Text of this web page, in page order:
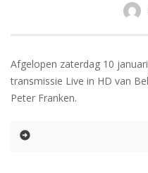
Afgelopen zaterdag 10
transmissie Live in HD van
Peter Franken.